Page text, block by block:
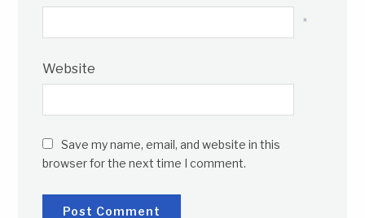
*
Website
Save my name, email, and website in this
browser for the next time I comment.